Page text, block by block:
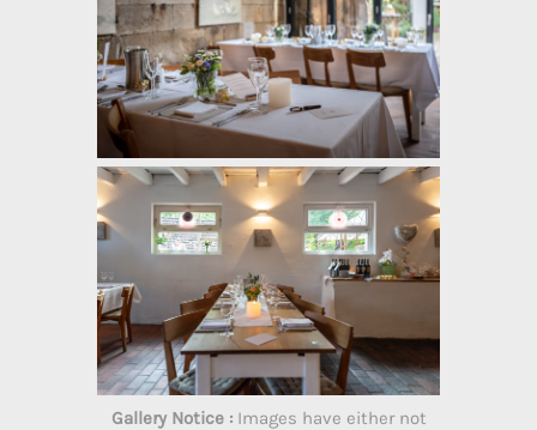
Gallery Notice : Images have either not